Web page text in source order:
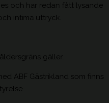
och har redan fått lysande
intima uttryck.
gäller.
ABF Gästrikland som finns